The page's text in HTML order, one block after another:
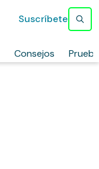
Consejos
Suscríbete